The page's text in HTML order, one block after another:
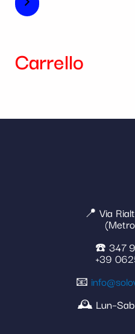
Carrello
📍 Via
☎️ 347
+39
📧
🕰️ Lun–Sab